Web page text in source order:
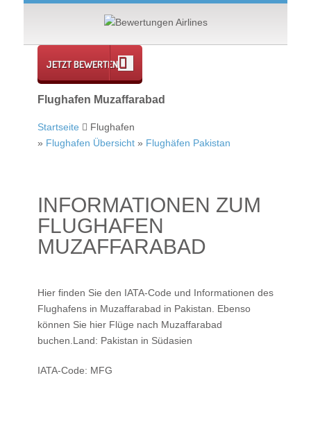
JETZT BEWERTEN
Flughafen Muzaffarabad
Startseite
Flughafen
» Flughafen Übersicht » Flughäfen Pakistan
INFORMATIONEN ZUM
FLUGHAFEN
MUZAFFARABAD
Hier finden Sie den IATA-Code und Informationen des
Flughafens in Muzaffarabad in Pakistan. Ebenso
können Sie hier Flüge nach Muzaffarabad
buchen.Land: Pakistan in Südasien
IATA-Code: MFG